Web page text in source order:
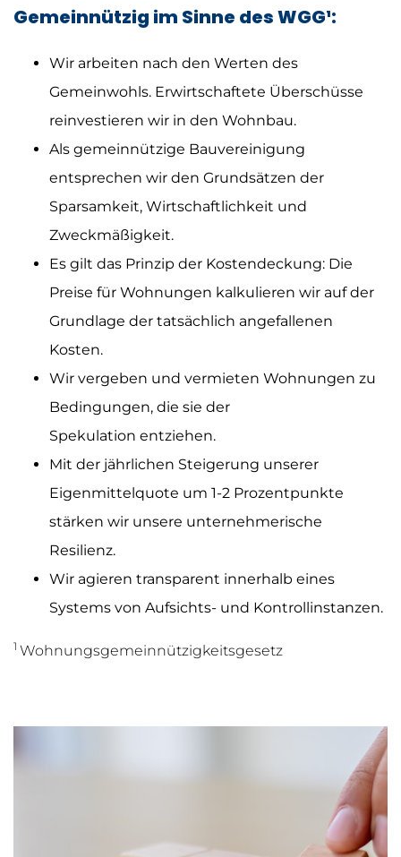
Gemeinnützig im Sinne des WGG¹:
Wir arbeiten nach den Werten des
Gemeinwohls. Erwirtschaftete Überschüsse
reinvestieren wir in den Wohnbau.
Als gemeinnützige Bauvereinigung
entsprechen wir den Grundsätzen der
Sparsamkeit, Wirtschaftlichkeit und
Zweckmäßigkeit.
Es gilt das Prinzip der Kostendeckung: Die
Preise für Wohnungen kalkulieren wir auf der
Grundlage der tatsächlich angefallenen
Kosten.
Wir vergeben und vermieten Wohnungen zu
Bedingungen, die sie der
Spekulation entziehen.
Mit der jährlichen Steigerung unserer
Eigenmittelquote um 1-2 Prozentpunkte
stärken wir unsere unternehmerische
Resilienz.
Wir agieren transparent innerhalb eines
Systems von Aufsichts- und Kontrollinstanzen.
1 Wohnungsgemeinnützigkeitsgesetz